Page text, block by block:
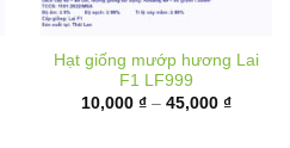
Hạt giống mướp hương Lai
F1 LF999
10,000 ₫ – 45,000 ₫Khoảng